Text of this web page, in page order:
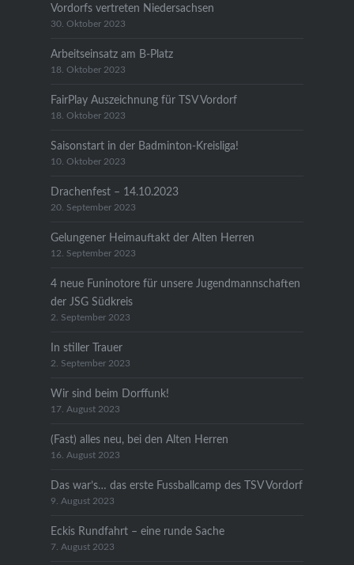
Vordorfs vertreten Niedersachsen
30. Oktober 2023
Arbeitseinsatz am B-Platz
18. Oktober 2023
FairPlay Auszeichnung für TSV Vordorf
18. Oktober 2023
Saisonstart in der Badminton-Kreisliga!
10. Oktober 2023
Drachenfest – 14.10.2023
20. September 2023
Gelungener Heimauftakt der Alten Herren
12. September 2023
4 neue Funinotore für unsere Jugendmannschaften
der JSG Südkreis
2. September 2023
In stiller Trauer
2. September 2023
Wir sind beim Dorffunk!
17. August 2023
(Fast) alles neu, bei den Alten Herren
16. August 2023
Das war’s… das erste Fussballcamp des TSV Vordorf
9. August 2023
Eckis Rundfahrt – eine runde Sache
7. August 2023